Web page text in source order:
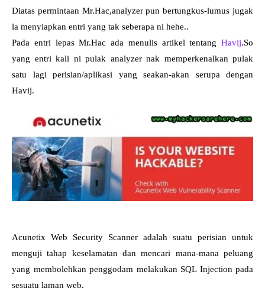
Diatas permintaan Mr.Hac,analyzer pun bertungkus-lumus jugak
la menyiapkan entri yang tak seberapa ni hehe..
Pada entri lepas Mr.Hac ada menulis artikel tentang Havij.So
yang entri kali ni pulak analyzer nak memperkenalkan pulak
satu lagi perisian/aplikasi yang seakan-akan serupa dengan
Havij.
Acunetix Web Security Scanner adalah suatu perisian untuk
menguji tahap keselamatan dan mencari mana-mana peluang
yang membolehkan penggodam melakukan SQL Injection pada
sesuatu laman web.